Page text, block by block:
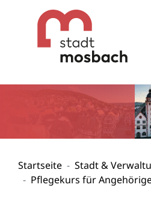
Gehe zum
Gehe zum Inhalt
Startseite Stadt &
Pflegekurs für